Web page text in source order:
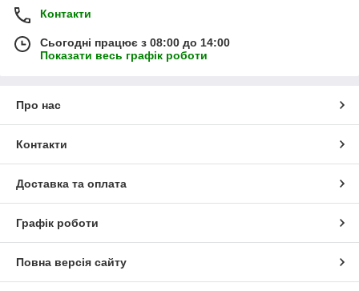
Контакти
Сьогодні працює з 08:00 до 14:00
Показати весь графік роботи
Про нас
Контакти
Доставка та оплата
Графік роботи
Повна версія сайту